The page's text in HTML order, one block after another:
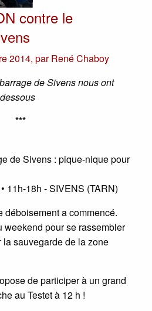
contre le
2014, parRené Chaboy
de Sivens nous ont
***
de Sivens : pique-nique pour
11h-18h - SIVENS (TARN)
déboisement a commencé.
weekend pour se rassembler
sauvegarde de la zone
de participer à un grand
au Testet à 12 h !